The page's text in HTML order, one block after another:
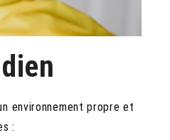
environnement propre et
: